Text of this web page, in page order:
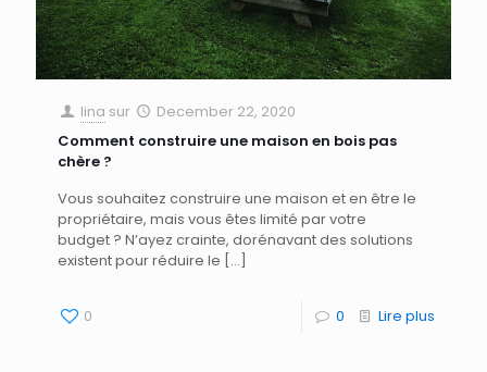
lina sur
December 22, 2020
Comment construire une maison en bois pas
chère ?
Vous souhaitez construire une maison et en être le
propriétaire, mais vous êtes limité par votre
budget ? N’ayez crainte, dorénavant des solutions
existent pour réduire le […]
0 0 Lire plus